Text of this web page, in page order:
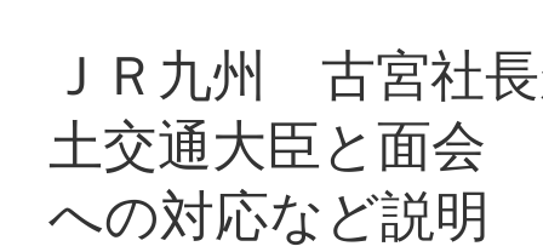
ＪＲ九州 古宮社
土交通大臣と面会
への対応など説明